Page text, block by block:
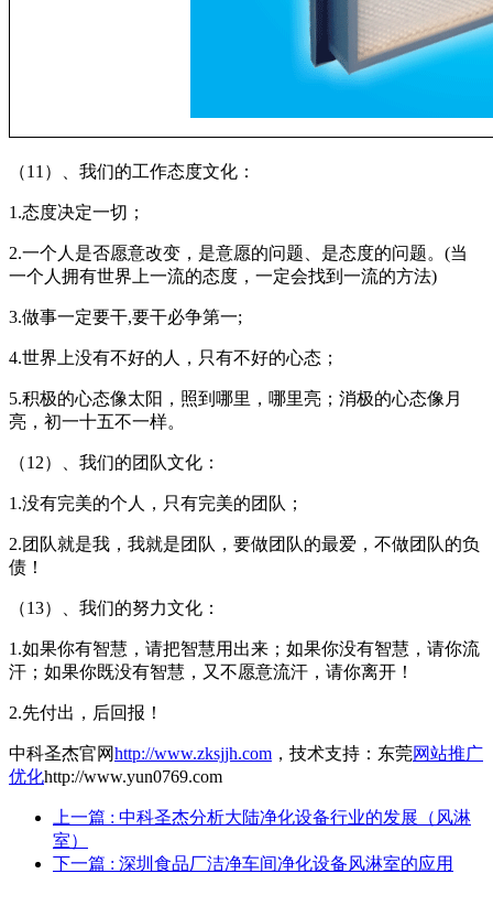
（11）、我们的工作态度文化：
1.态度决定一切；
2.一个人是否愿意改变，是意愿的问题、是态度的问题。(当
一个人拥有世界上一流的态度，一定会找到一流的方法)
3.做事一定要干,要干必争第一;
4.世界上没有不好的人，只有不好的心态；
5.积极的心态像太阳，照到哪里，哪里亮；消极的心态像月
亮，初一十五不一样。
（12）、我们的团队文化：
1.没有完美的个人，只有完美的团队；
2.团队就是我，我就是团队，要做团队的最爱，不做团队的负
债！
（13）、我们的努力文化：
1.如果你有智慧，请把智慧用出来；如果你没有智慧，请你流
汗；如果你既没有智慧，又不愿意流汗，请你离开！
2.先付出，后回报！
中科圣杰官网http://www.zksjjh.com ，技术支持：东莞网站推广
优化http://www.yun0769.com
上一篇 : 中科圣杰分析大陆净化设备行业的发展（风淋
室）
下一篇 : 深圳食品厂洁净车间净化设备风淋室的应用